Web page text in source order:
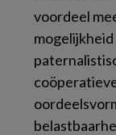
voordeel